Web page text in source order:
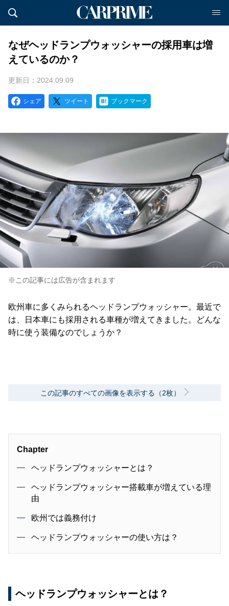
なぜヘッドランプウォッシャーの採用車は増
えているのか？
更新日：2024.09.09
シェア ツイート ブックマーク
※この記事には広告が含まれます
欧州車に多くみられるヘッドランプウォッシャー。最近で
は、日本車にも採用される車種が増えてきました。どんな
時に使う装備なのでしょうか？
この記事のすべての画像を表示する（2枚）
Chapter
ヘッドランプウォッシャーとは？
ヘッドランプウォッシャー搭載車が増えている理
由
欧州では義務付け
ヘッドランプウォッシャーの使い方は？
ヘッドランプウォッシャーとは？